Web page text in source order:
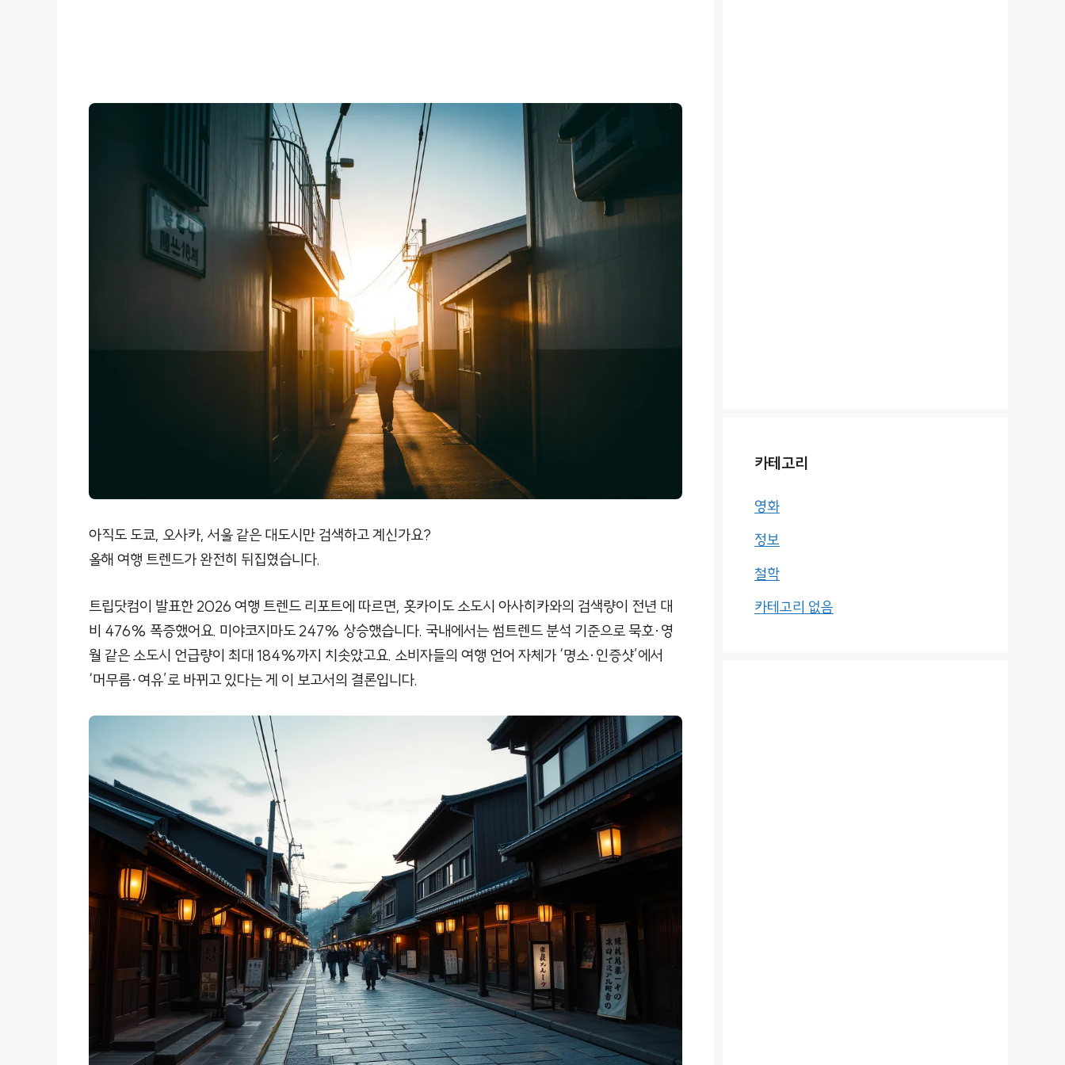
아직도 도쿄, 오사카, 서울 같은 대도시만 검색하고 계신가요?
올해 여행 트렌드가 완전히 뒤집혔습니다.
트립닷컴이 발표한 2026 여행 트렌드 리포트에 따르면, 홋카이도 소도시 아사히카와의 검색량이 전년 대
비 476% 폭증했어요. 미야코지마도 247% 상승했습니다. 국내에서는 썸트렌드 분석 기준으로 묵호·영
월 같은 소도시 언급량이 최대 184%까지 치솟았고요. 소비자들의 여행 언어 자체가 ‘명소·인증샷’에서
‘머무름·여유’로 바뀌고 있다는 게 이 보고서의 결론입니다.
카테고리
영화
정보
철학
카테고리 없음